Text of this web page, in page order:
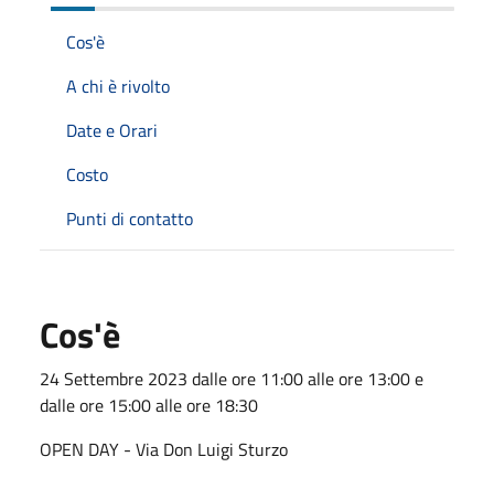
Cos'è
A chi è rivolto
Date e Orari
Costo
Punti di contatto
Cos'è
24 Settembre 2023 dalle ore 11:00 alle ore 13:00 e
dalle ore 15:00 alle ore 18:30
OPEN DAY - Via Don Luigi Sturzo